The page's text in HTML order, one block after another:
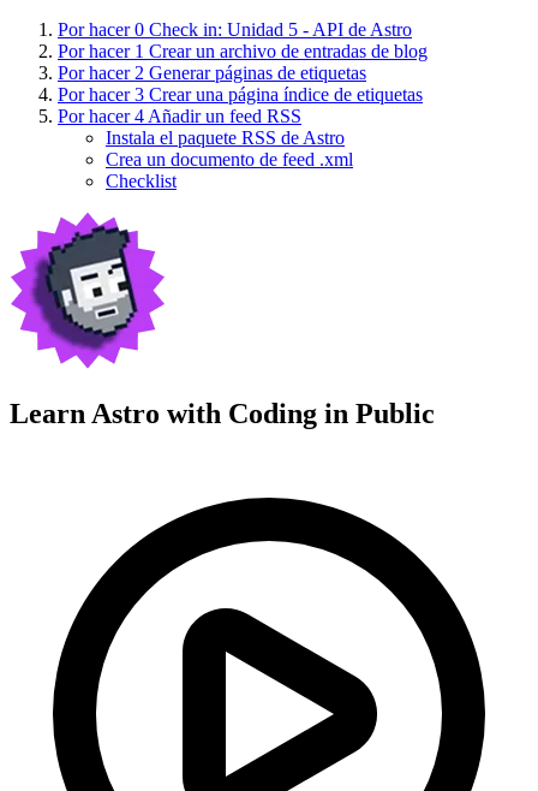
Por hacer 0 Check in: Unidad 5 - API de Astro
Por hacer 1 Crear un archivo de entradas de blog
Por hacer 2 Generar páginas de etiquetas
Por hacer 3 Crear una página índice de etiquetas
Por hacer 4 Añadir un feed RSS
Instala el paquete RSS de Astro
Crea un documento de feed .xml
Checklist
Learn Astro with Coding in Public